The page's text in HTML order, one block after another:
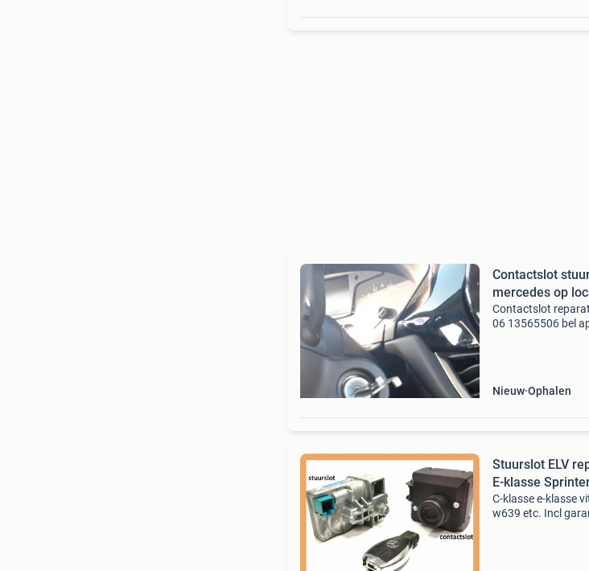
Contactslot
mercedes op
Contactslot
06 13565506 bel
Nieuw Ophalen
Stuurslot ELV
E-klasse
C-klasse e-klasse
w639 etc. Incl